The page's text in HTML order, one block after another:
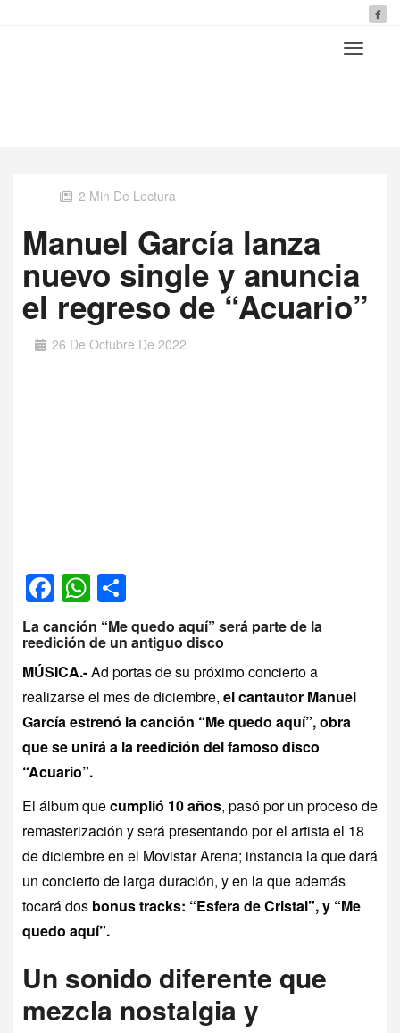
2 Min De Lectura
Manuel García lanza
nuevo single y anuncia
el regreso de “Acuario”
26 De Octubre De 2022
Facebook
WhatsApp
La canción “Me quedo aquí” será parte de la
reedición de un antiguo disco
MÚSICA.-Ad portas de su próximo concierto a
realizarse el mes de diciembre, el cantautor Manuel
García estrenó la canción “Me quedo aquí”, obra
que se unirá a la reedición del famoso disco
“Acuario”.
El álbum quecumplió 10 años, pasó por un proceso de
remasterización y será presentando por el artista el 18
de diciembre en el Movistar Arena; instancia la que dará
un concierto de larga duración, y en la que además
tocará dos bonus tracks: “Esfera de Cristal”, y “Me
quedo aquí”.
Un sonido diferente que
mezcla nostalgia y